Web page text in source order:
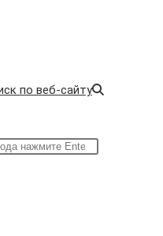
по веб-сайту